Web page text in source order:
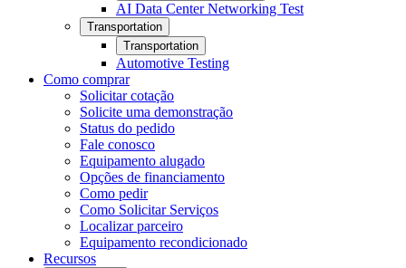
AI Data Center Networking Test
Transportation
Transportation
Automotive Testing
Como comprar
Solicitar cotação
Solicite uma demonstração
Status do pedido
Fale conosco
Equipamento alugado
Opções de financiamento
Como pedir
Como Solicitar Serviços
Localizar parceiro
Equipamento recondicionado
Recursos